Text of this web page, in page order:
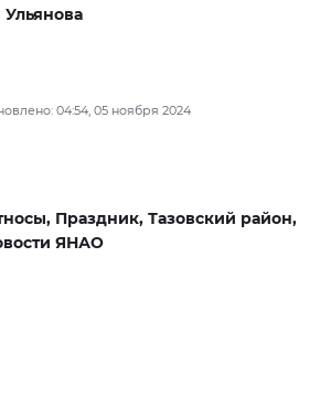
Ульянова
04:54, 05 ноября 2024
Праздник, Тазовский район,
ЯНАО